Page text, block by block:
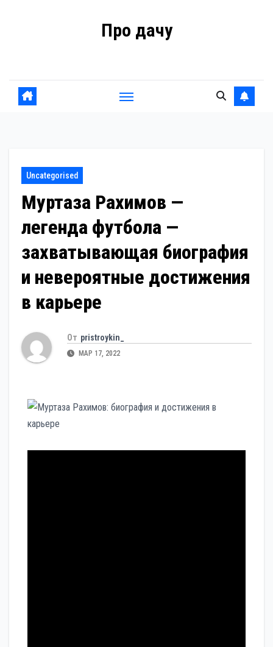
Про дачу
Uncategorised
Муртаза Рахимов —
легенда футбола —
захватывающая биография
и невероятные достижения
в карьере
От pristroykin_
МАР 17, 2022